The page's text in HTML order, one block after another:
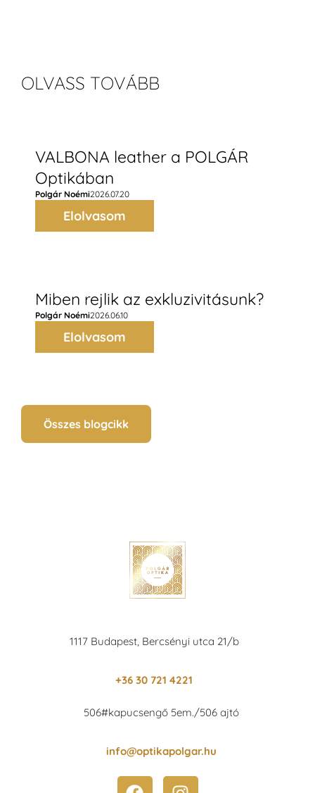
OLVASS TOVÁBB
VALBONA leather a POLGÁR
Optikában
Polgár Noémi2026.07.20
Elolvasom
Miben rejlik az exkluzivitásunk?
Polgár Noémi2026.06.10
Elolvasom
Összes blogcikk
1117 Budapest, Bercsényi utca 21/b
+36 30 721 4221
506#kapucsengő 5em./506 ajtó
info@optikapolgar.hu